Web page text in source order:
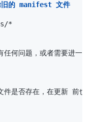
旧的 manifest 文件
*
任何问题，或者需要进一步
件是否存在，在更新 前也需